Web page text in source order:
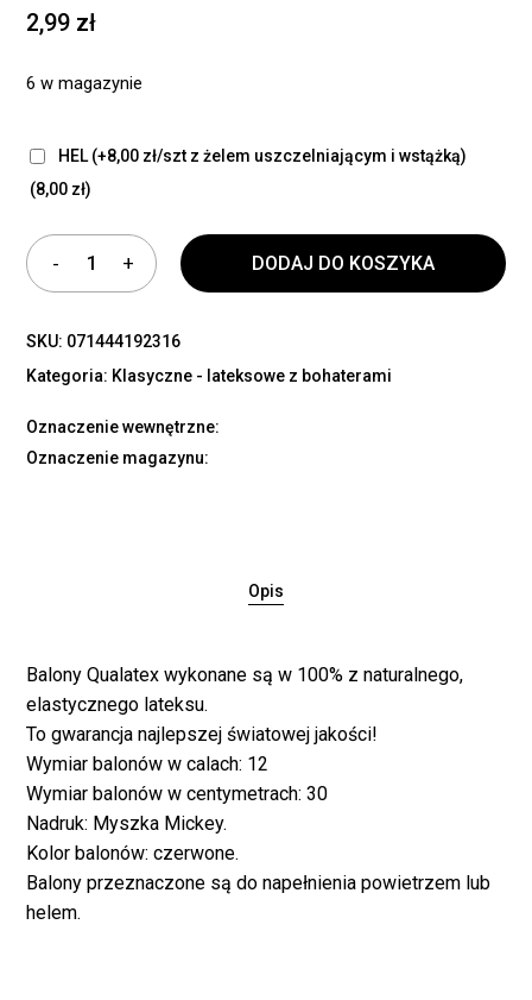
2,99 zł
6 w magazynie
HEL (+8,00 zł/szt z żelem uszczelniającym i wstążką)
(8,00 zł)
DODAJ DO KOSZYKA
SKU: 071444192316
Kategoria: Klasyczne - lateksowe z bohaterami
Oznaczenie wewnętrzne:
Oznaczenie magazynu:
Opis
Balony Qualatex wykonane są w 100% z naturalnego,
elastycznego lateksu.
To gwarancja najlepszej światowej jakości!
Wymiar balonów w calach: 12
Wymiar balonów w centymetrach: 30
Nadruk: Myszka Mickey.
Kolor balonów: czerwone.
Balony przeznaczone są do napełnienia powietrzem lub
helem.